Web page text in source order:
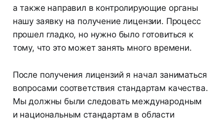
а также направил в контролирующие органы
нашу заявку на получение лицензии. Процесс
прошел гладко, но нужно было готовиться к
тому, что это может занять много времени.
После получения лицензий я начал заниматься
вопросами соответствия стандартам качества.
Мы должны были следовать международным
и национальным стандартам в области